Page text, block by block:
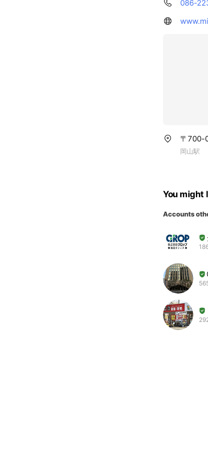
086-
〒700-
岡山駅
You might
Accounts